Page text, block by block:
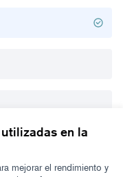
en la
mejorar el rendimiento y